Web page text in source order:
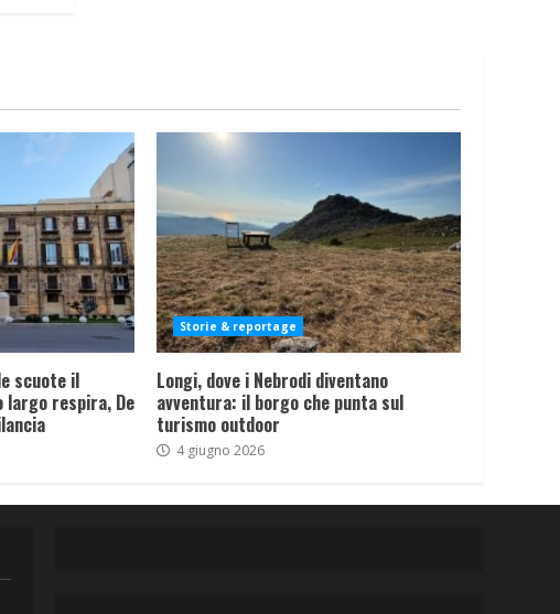
scuote il
respira, De
Storie & reportage
Longi, dove i Nebrodi diventano
avventura: il borgo che punta sul
turismo outdoor
4 giugno 2026